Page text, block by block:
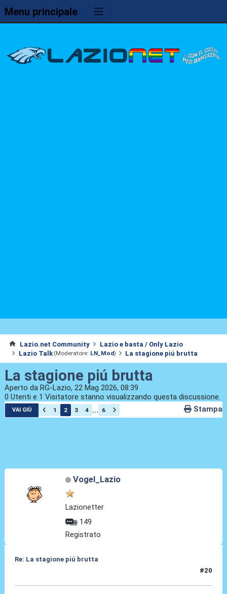
Menu principale
Lazio.net Community
Lazio e basta / Only Lazio
Lazio Talk (Moderatore: LN_Mod) La stagione piú brutta
La stagione piú brutta
Aperto da RG-Lazio, 22 Mag 2026, 08:39
0 Utenti e 1 Visitatore stanno visualizzando questa discussione.
VAI GIÙ 1 2 3 4 ... 6 Stampa
Vogel_Lazio
Lazionetter
149
Registrato
Re: La stagione piú brutta
#20